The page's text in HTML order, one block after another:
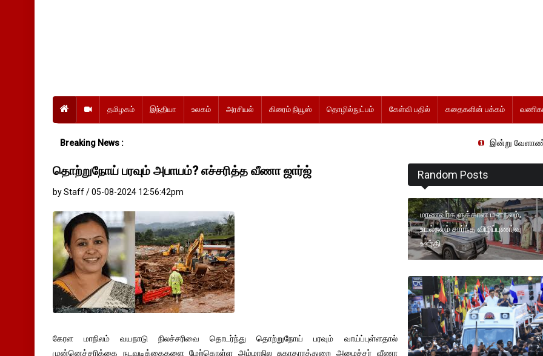
தமிழகம் இந்தியா உலகம் அரசியல் கிரைம் நியூஸ் தொழில்நுட்பம் கேள்வி பதில் கதைகளின் பக்கம்
Breaking News : இன்று வேளாண் நிதிநிலை
தொற்றுநோய் பரவும் அபாயம்? எச்சரித்த வீணா ஜார்ஜ்
by Staff / 05-08-2024 12:56:42pm
கேரள மாநிலம் வயநாடு நிலச்சரிவை தொடர்ந்து தொற்றுநோய் பரவும் வாய்ப்புள்ளதால்
முன்னெச்சரிக்கை நடவடிக்கைகளை மேற்கொள்ள அம்மாநில சுகாதாரத்துறை அமைச்சர் வீணா
Random Posts
மாணவர்களுக்கான மனநலம்,
உடல்நலம் சார்ந்த விழிப்புணர்வு
ஊர்தி